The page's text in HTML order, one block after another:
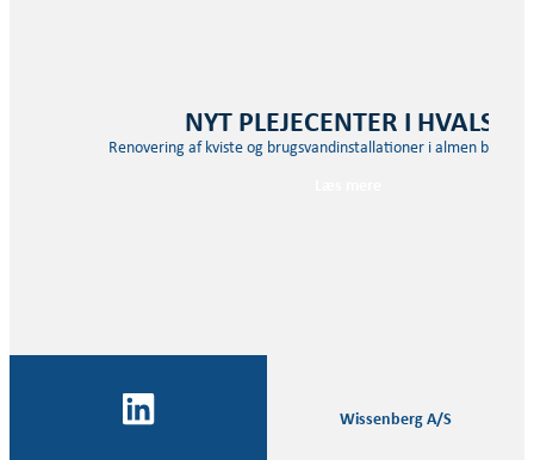
NYT PLEJECENTER I HVALSØ
Renovering af kviste og brugsvandinstallationer i almen
Wissenberg A/S